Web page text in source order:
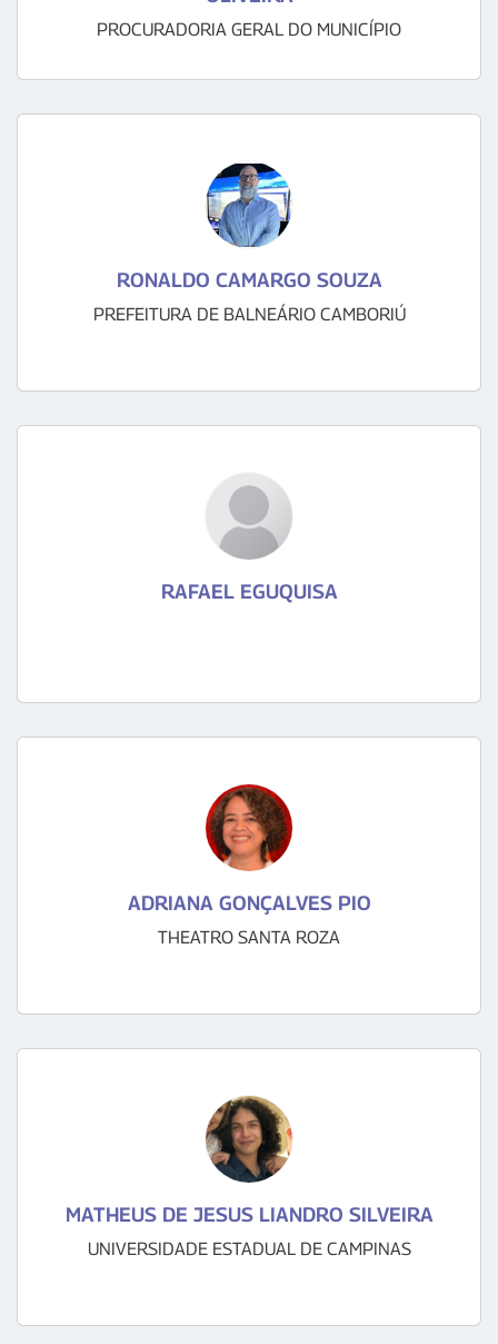
PROCURADORIA GERAL DO MUNICÍPIO
RONALDO CAMARGO SOUZA
PREFEITURA DE BALNEÁRIO CAMBORIÚ
RAFAEL EGUQUISA
ADRIANA GONÇALVES PIO
THEATRO SANTA ROZA
MATHEUS DE JESUS LIANDRO SILVEIRA
UNIVERSIDADE ESTADUAL DE CAMPINAS